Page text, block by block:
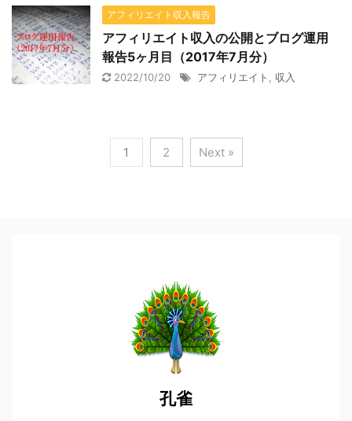
アフィリエイト収入報告
アフィリエイト収入の公開とブログ運用
報告5ヶ月目（2017年7月分）
2022/10/20 アフィリエイト 収入
1 2 Next »
孔雀